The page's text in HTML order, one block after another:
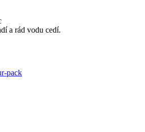
a rád vodu cedí.